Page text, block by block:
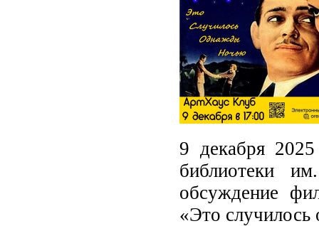
9 декабря
библиотеки
обсуждение
«Это